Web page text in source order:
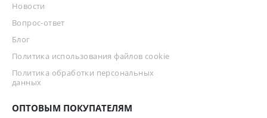
Новости
Вопрос-ответ
Блог
Политика использования файлов cookie
Политика обработки персональных
данных
ОПТОВЫМ ПОКУПАТЕЛЯМ